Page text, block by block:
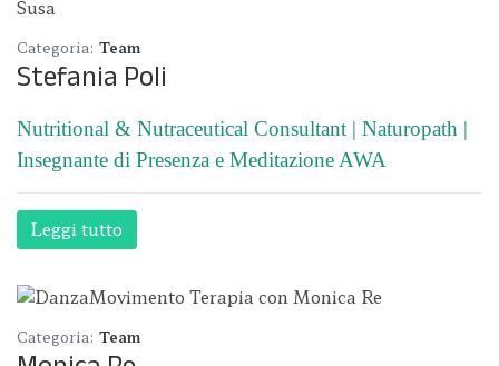
Categoria: Team
Stefania Poli
Nutritional & Nutraceutical Consultant | Naturopath |
Insegnante di Presenza e Meditazione AWA
Leggi tutto
Categoria: Team